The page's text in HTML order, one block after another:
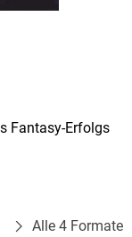
Fantasy-Erfolgs
Alle 4 Formate